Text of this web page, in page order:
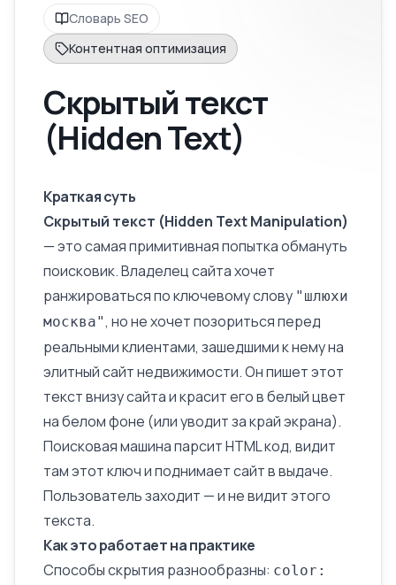
Словарь SEO
Контентная оптимизация
Скрытый текст
(Hidden Text)
Краткая суть
Скрытый текст (Hidden Text Manipulation)
— это самая примитивная попытка обмануть
поисковик. Владелец сайта хочет
ранжироваться по ключевому слову "шлюхи
москва", но не хочет позориться перед
реальными клиентами, зашедшими к нему на
элитный сайт недвижимости. Он пишет этот
текст внизу сайта и красит его в белый цвет
на белом фоне (или уводит за край экрана).
Поисковая машина парсит HTML код, видит
там этот ключ и поднимает сайт в выдаче.
Пользователь заходит — и не видит этого
текста.
Как это работает на практике
Способы скрытия разнообразны: color: